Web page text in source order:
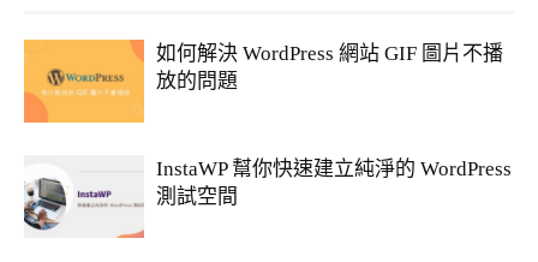
如何解決 WordPress 網站 GIF 圖片不播
放的問題
InstaWP 幫你快速建立純淨的 WordPress
測試空間